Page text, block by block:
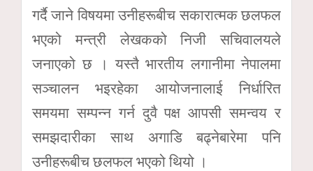
गर्दै जाने विषयमा उनीहरूबीच सकारात्मक छलफल
भएको मन्त्री लेखकको निजी सचिवालयले
जनाएको छ । यस्तै भारतीय लगानीमा नेपालमा
सञ्चालन भइरहेका आयोजनालाई निर्धारित
समयमा सम्पन्न गर्न दुवै पक्ष आपसी समन्वय र
समझदारीका साथ अगाडि बढ्नेबारेमा पनि
उनीहरूबीच छलफल भएको थियो ।